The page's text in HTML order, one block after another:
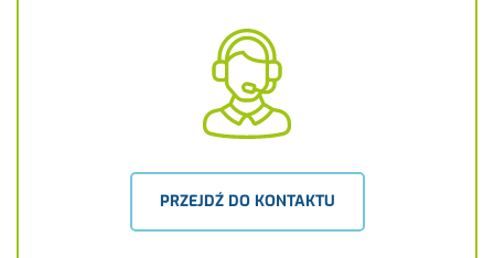
PRZEJDŹ DO KONTAKTU